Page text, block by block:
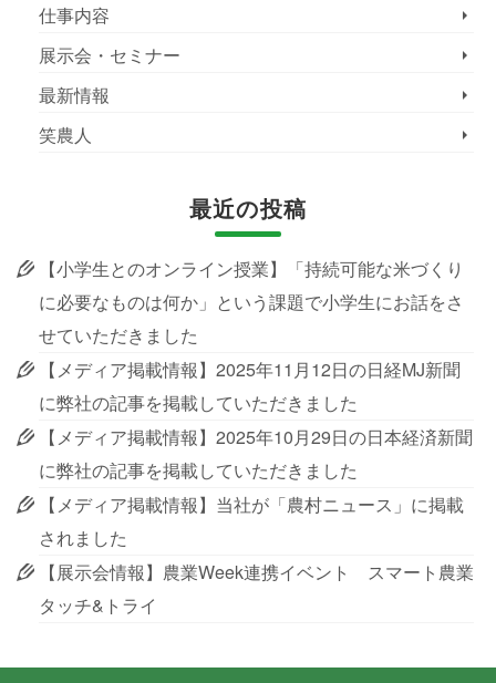
仕事内容
展示会・セミナー
最新情報
笑農人
最近の投稿
【小学生とのオンライン授業】「持続可能な米づくり
に必要なものは何か」という課題で小学生にお話をさ
せていただきました
【メディア掲載情報】2025年11月12日の日経MJ新聞
に弊社の記事を掲載していただきました
【メディア掲載情報】2025年10月29日の日本経済新聞
に弊社の記事を掲載していただきました
【メディア掲載情報】当社が「農村ニュース」に掲載
されました
【展示会情報】農業Week連携イベント スマート農業
タッチ&トライ